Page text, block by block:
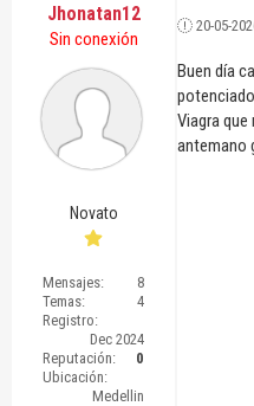
Jhonatan12
Sin conexión
Novato
Mensajes:
8
Temas:
4
Registro:
Dec 2024
Reputación:
0
Ubicación:
Medellin
20-05-
Buen día
Viagra que
antemano